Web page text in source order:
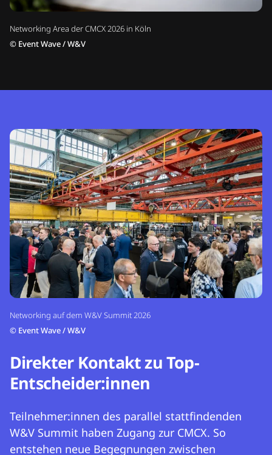
Networking Area der CMCX 2026 in Köln
© Event Wave / W&V
Networking auf dem W&V Summit 2026
© Event Wave / W&V
Direkter Kontakt zu Top-
Entscheider:innen
Teilnehmer:innen des parallel stattfindenden
W&V Summit haben Zugang zur CMCX. So
entstehen neue Begegnungen zwischen